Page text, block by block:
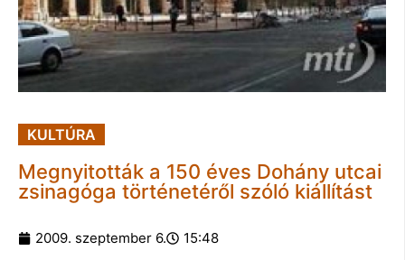
KULTÚRA
Megnyitották a 150 éves Dohány utcai
zsinagóga történetéről szóló kiállítást
2009. szeptember 6. 15:48